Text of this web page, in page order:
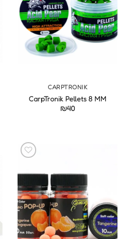
CARPTRONIK
CarpTronik Pellets 8 MM
₪40